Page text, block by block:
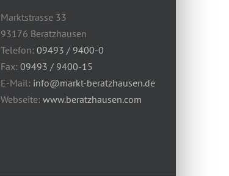
Marktstrasse 33
93176 Beratzhausen
Telefon:09493 / 9400-0
Fax:09493 / 9400-15
E-Mail: info@markt-beratzhausen.de
Webseite:www.beratzhausen.com